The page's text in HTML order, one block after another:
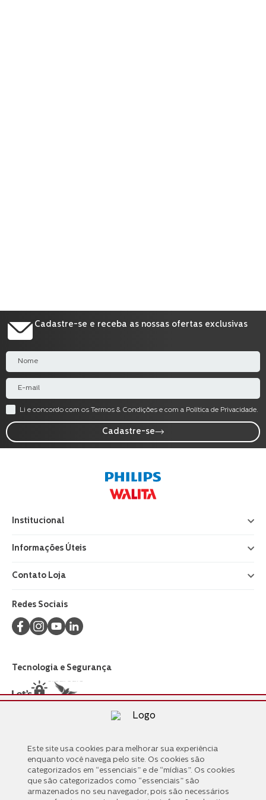
enquanto você navega pelo site. Os cookies são
categorizados em “essenciais” e de “mídias”. Os cookies
que são categorizados como “essenciais” são
armazenados no seu navegador, pois são necessários
para o funcionamento das principais funções do site.
Cadastre-se e receba as nossas ofertas exclusivas
Li e concordo com os Termos & Condições e com a Política de Privacidade.
Cadastre-se
Institucional +
Informações Úteis +
Contato Loja +
Redes Sociais
Tecnologia e Segurança
Este site usa cookies para melhorar sua experiência
enquanto você navega pelo site. Os cookies são
categorizados em “essenciais” e de “mídias”. Os cookies
que são categorizados como “essenciais” são
armazenados no seu navegador, pois são necessários